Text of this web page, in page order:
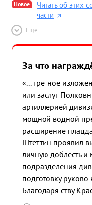
Новое
Читать об этих
части
Ещё
За что
«... третное
или заслуг
артиллерией
мощной водной
расширение
Штеттин проявил
личную доблесть и
подразделения
подготовку
Благодаря ству
артиллерия не и